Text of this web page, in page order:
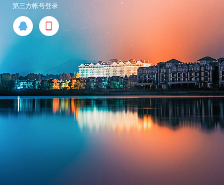
第三方帐号登录
 